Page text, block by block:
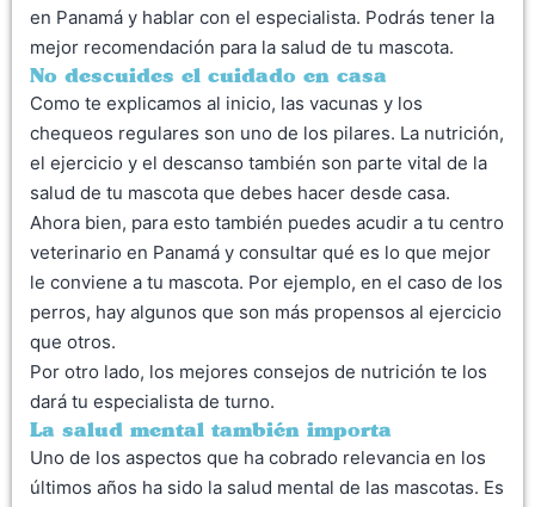
en Panamá y hablar con el especialista. Podrás tener la
mejor recomendación para la salud de tu mascota.
No descuides el cuidado en casa
Como te explicamos al inicio, las vacunas y los
chequeos regulares son uno de los pilares. La nutrición,
el ejercicio y el descanso también son parte vital de la
salud de tu mascota que debes hacer desde casa.
Ahora bien, para esto también puedes acudir a tu centro
veterinario en Panamá y consultar qué es lo que mejor
le conviene a tu mascota. Por ejemplo, en el caso de los
perros, hay algunos que son más propensos al ejercicio
que otros.
Por otro lado, los mejores consejos de nutrición te los
dará tu especialista de turno.
La salud mental también importa
Uno de los aspectos que ha cobrado relevancia en los
últimos años ha sido la salud mental de las mascotas. Es